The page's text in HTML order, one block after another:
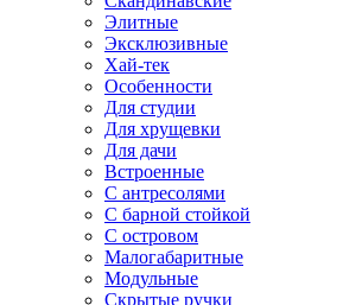
Элитные
Эксклюзивные
Хай-тек
Особенности
Для студии
Для хрущевки
Для дачи
Встроенные
С антресолями
С барной стойкой
С островом
Малогабаритные
Модульные
Скрытые ручки